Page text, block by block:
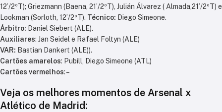
12’/2ºT); Griezmann (Baena, 21’/2ºT), Julián Álvarez ( Almada,21’/2ºT) e
Lookman (Sorloth, 12’/2ºT). Técnico: Diego Simeone.
Árbitro: Daniel Siebert (ALE).
Auxiliares: Jan Seidel e Rafael Foltyn (ALE)
VAR: Bastian Dankert (ALE)).
Cartões amarelos: Pubill, Diego Simeone (ATL)
Cartões vermelhos: –
Veja os melhores momentos de Arsenal x
Atlético de Madrid: